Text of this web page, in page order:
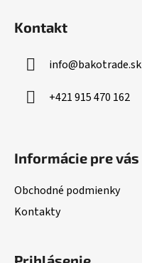
Kontakt
info@bakotrade.sk
+421 915 470 162
Informácie pre vás
Obchodné podmienky
Kontakty